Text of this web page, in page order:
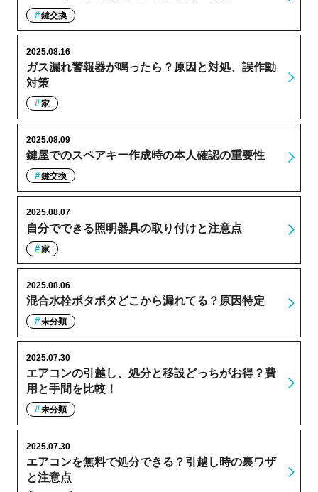
鍵交換
ガス漏れ警報器が鳴ったら？原因と対処、誤作動
対策
2025.08.16
家
鍵屋でのスペアキー作成時の本人確認の重要性
2025.08.09
鍵交換
自分でできる照明器具の取り付けと注意点
2025.08.07
家
混合水栓ポタポタどこから漏れてる？原因特定
2025.08.06
未分類
エアコンの引越し、処分と移設どっちがお得？費
用と手間を比較！
2025.07.30
未分類
エアコンを無料で処分できる？引越し時の裏ワザ
と注意点
2025.07.30